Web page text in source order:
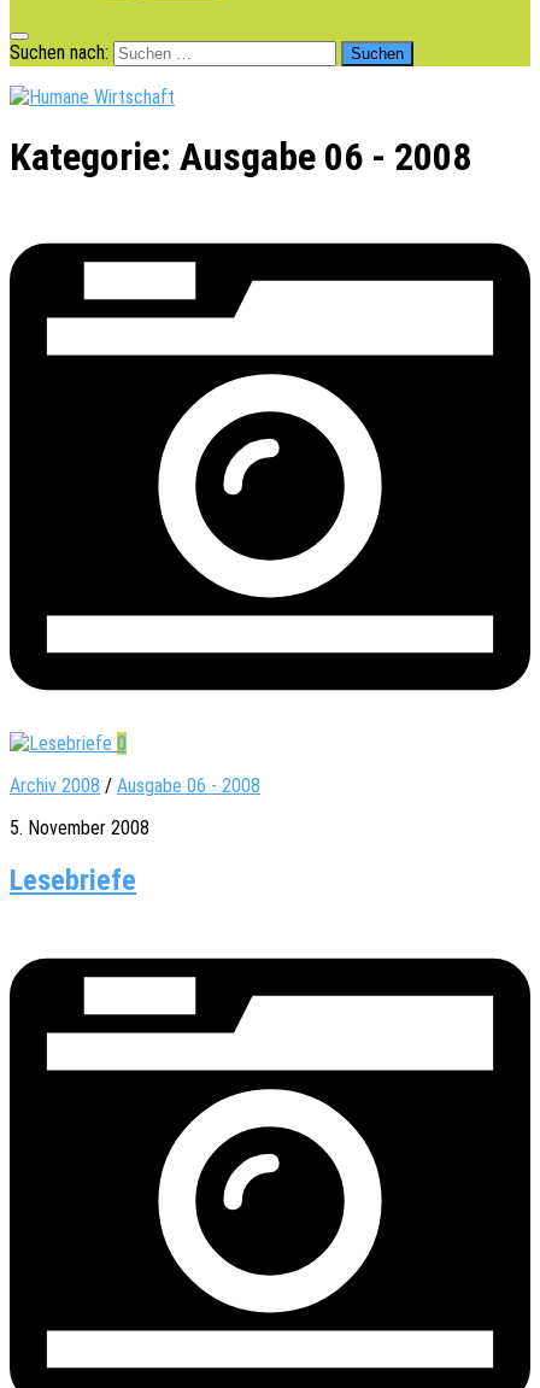
Suchen nach:
Kategorie: Ausgabe 06 - 2008
0
Archiv 2008 / Ausgabe 06 - 2008
5. November 2008
Lesebriefe